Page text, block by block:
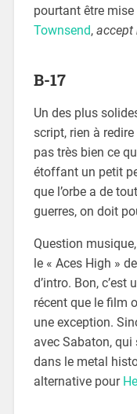
pourtant être
Townsend, accept
B-17
Un des plus
script, rien à
pas très bien ce
étoffant un petit
que l’orbe a de
guerres, on doit
Question
le « Aces High » de
d’intro. Bon,
récent que le film
une exception.
avec Sabaton, qui
dans le metal
alternative pour